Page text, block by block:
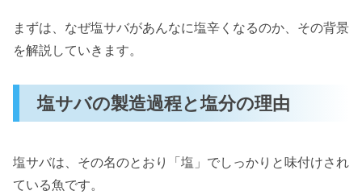
まずは、なぜ塩サバがあんなに塩辛くなるのか、その背景
を解説していきます。
塩サバの製造過程と塩分の理由
塩サバは、その名のとおり「塩」でしっかりと味付けされ
ている魚です。